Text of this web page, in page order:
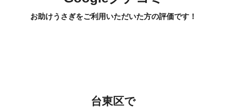
お助けうさぎをご利用いただいた方の評価です！
台東区で